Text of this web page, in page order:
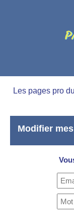
Les pages pro
Modifier